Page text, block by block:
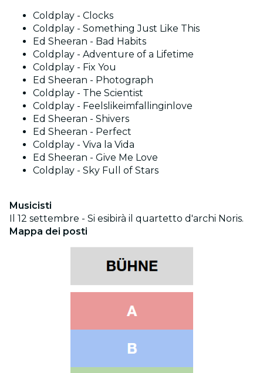
Coldplay - Clocks
Coldplay - Something Just Like This
Ed Sheeran - Bad Habits
Coldplay - Adventure of a Lifetime
Coldplay - Fix You
Ed Sheeran - Photograph
Coldplay - The Scientist
Coldplay - Feelslikeimfallinginlove
Ed Sheeran - Shivers
Ed Sheeran - Perfect
Coldplay - Viva la Vida
Ed Sheeran - Give Me Love
Coldplay - Sky Full of Stars
Musicisti
Il 12 settembre - Si esibirà il quartetto d'archi Noris.
Mappa dei posti